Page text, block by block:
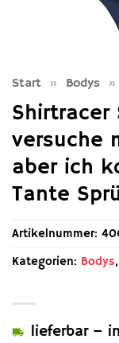
Start » Bodys »
Shirtracer
versuche
aber ich
Tante
lieferbar –
Artikelnummer:
Kategorien: Bodys,